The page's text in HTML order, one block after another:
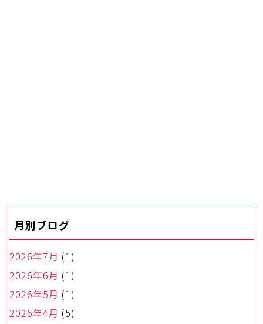
月別ブログ
2026年7月 (1)
2026年6月 (1)
2026年5月 (1)
2026年4月 (5)